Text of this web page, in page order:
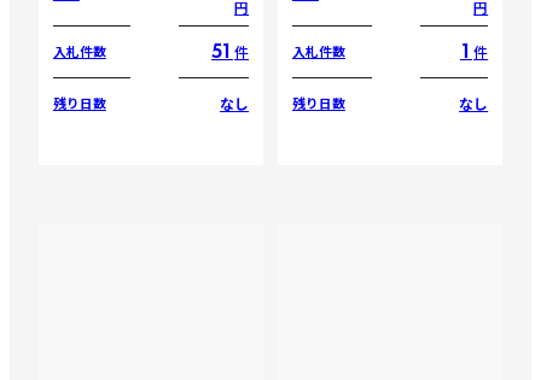
円
入札件数 51 件
残り日数 なし
円
入札件数 1 件
残り日数 なし